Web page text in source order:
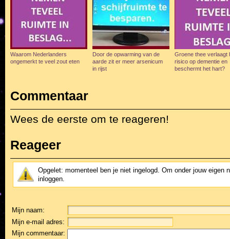
Waarom Nederlanders
ongemerkt te veel zout eten
Door de opwarming van de
aarde zit er meer arsenicum
in rijst
Groene thee verlaagt
risico op dementie en
beschermt het hart?
Commentaar
Wees de eerste om te reageren!
Reageer
Opgelet: momenteel ben je niet ingelogd. Om onder jouw eigen
inloggen.
Mijn naam:
Mijn e-mail adres:
Mijn commentaar: